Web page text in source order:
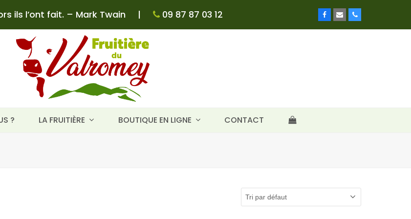
ils l’ont fait. – Mark Twain | 09 87 87 03 12 Facebook
EmailPhone
? LA FRUITIÈRE BOUTIQUE EN LIGNE CONTACT